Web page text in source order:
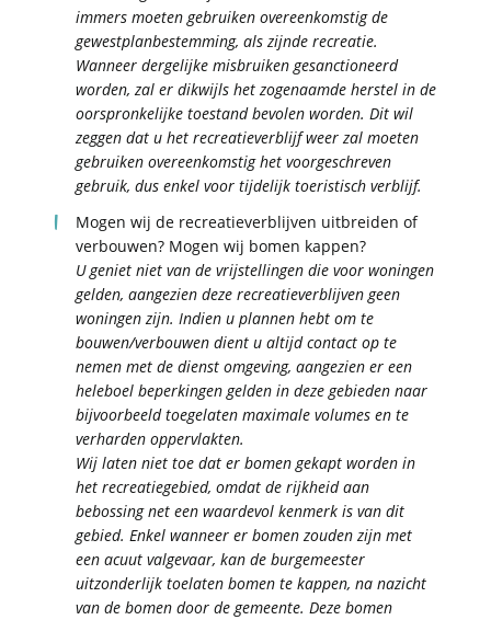
immers moeten gebruiken overeenkomstig de
gewestplanbestemming, als zijnde recreatie.
Wanneer dergelijke misbruiken gesanctioneerd
worden, zal er dikwijls het zogenaamde herstel in de
oorspronkelijke toestand bevolen worden. Dit wil
zeggen dat u het recreatieverblijf weer zal moeten
gebruiken overeenkomstig het voorgeschreven
gebruik, dus enkel voor tijdelijk toeristisch verblijf.
Mogen wij de recreatieverblijven uitbreiden of
verbouwen? Mogen wij bomen kappen?
U geniet niet van de vrijstellingen die voor woningen
gelden, aangezien deze recreatieverblijven geen
woningen zijn. Indien u plannen hebt om te
bouwen/verbouwen dient u altijd contact op te
nemen met de dienst omgeving, aangezien er een
heleboel beperkingen gelden in deze gebieden naar
bijvoorbeeld toegelaten maximale volumes en te
verharden oppervlakten.
Wij laten niet toe dat er bomen gekapt worden in
het recreatiegebied, omdat de rijkheid aan
bebossing net een waardevol kenmerk is van dit
gebied. Enkel wanneer er bomen zouden zijn met
een acuut valgevaar, kan de burgemeester
uitzonderlijk toelaten bomen te kappen, na nazicht
van de bomen door de gemeente. Deze bomen